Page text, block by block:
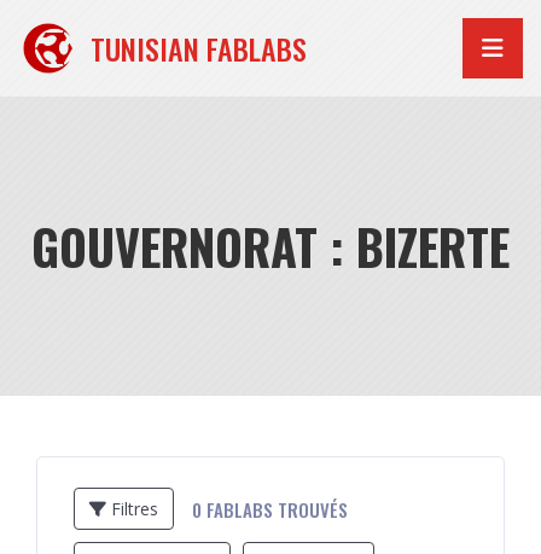
contenu
TUNISIAN FABLABS
GOUVERNORAT : BIZERTE
Filtres 0 FABLABS TROUVÉS